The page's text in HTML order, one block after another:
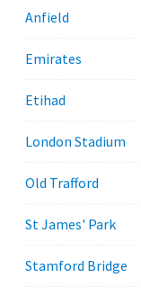
Anfield
Emirates
Etihad
London Stadium
Old Trafford
St James' Park
Stamford Bridge